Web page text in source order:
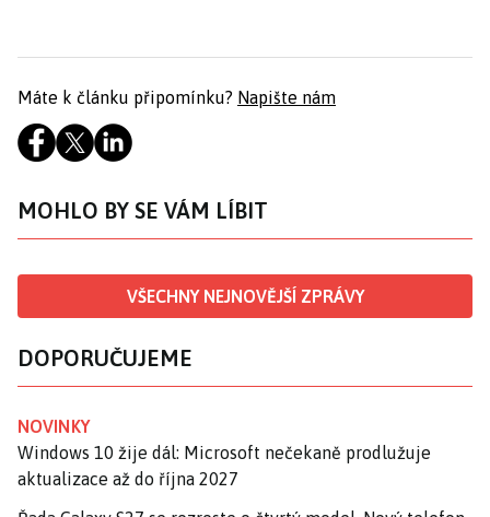
Máte k článku připomínku? Napište nám
MOHLO BY SE VÁM LÍBIT
VŠECHNY NEJNOVĚJŠÍ ZPRÁVY
DOPORUČUJEME
NOVINKY
Windows 10 žije dál: Microsoft nečekaně prodlužuje
aktualizace až do října 2027